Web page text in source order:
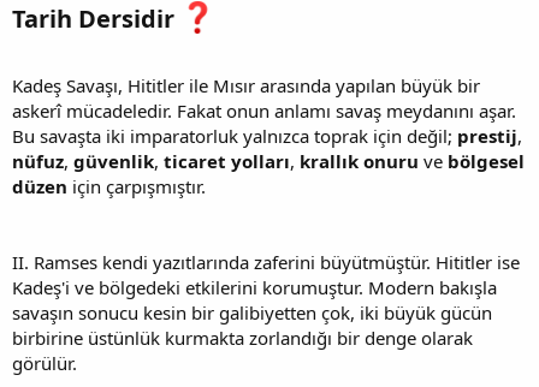
Tarih Dersidir
Kadeş Savaşı, Hititler ile Mısır arasında yapılan büyük bir
askerî mücadeledir. Fakat onun anlamı savaş meydanını aşar.
Bu savaşta iki imparatorluk yalnızca toprak için değil; prestij,
nüfuz, güvenlik, ticaret yolları, krallık onuru ve bölgesel
düzen için çarpışmıştır.
II. Ramses kendi yazıtlarında zaferini büyütmüştür. Hititler ise
Kadeş'i ve bölgedeki etkilerini korumuştur. Modern bakışla
savaşın sonucu kesin bir galibiyetten çok, iki büyük gücün
birbirine üstünlük kurmakta zorlandığı bir denge olarak
görülür.